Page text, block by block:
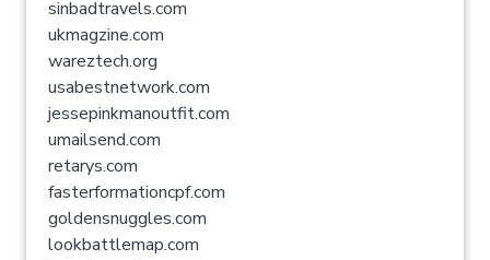
sinbadtravels.com
ukmagzine.com
wareztech.org
usabestnetwork.com
jessepinkmanoutfit.com
umailsend.com
retarys.com
fasterformationcpf.com
goldensnuggles.com
lookbattlemap.com